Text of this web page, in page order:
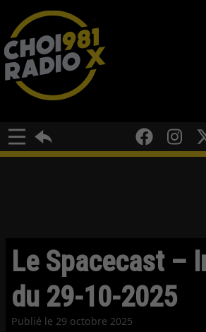
Le Spacecast –
du 29-10-2025
Publié le 29 octobre 2025